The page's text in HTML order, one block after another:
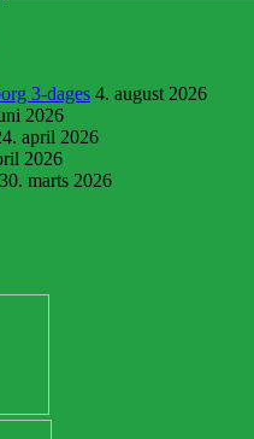
3-dages 4. august 2026
2026
april 2026
2026
30. marts 2026